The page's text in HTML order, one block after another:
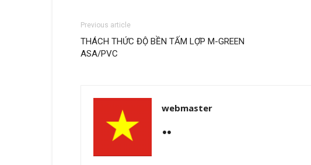
Previous article
THÁCH THỨC ĐỘ BỀN TẤM LỢP M-GREEN
ASA/PVC
webmaster